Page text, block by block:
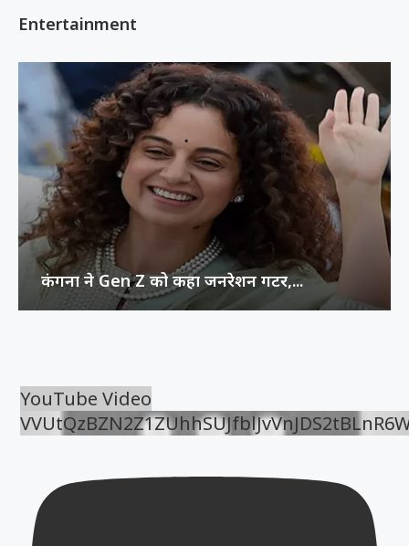
YouTube Video
Entertainment
कंगना ने Gen Z को कहा जनरेशन गटर,...